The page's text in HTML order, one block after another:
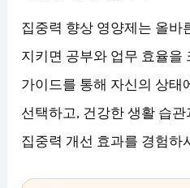
집중력 향상 영양제는 올바
지키면 공부와 업무 효율을
가이드를 통해 자신의 상태
선택하고, 건강한 생활 습
집중력 개선 효과를 경험하